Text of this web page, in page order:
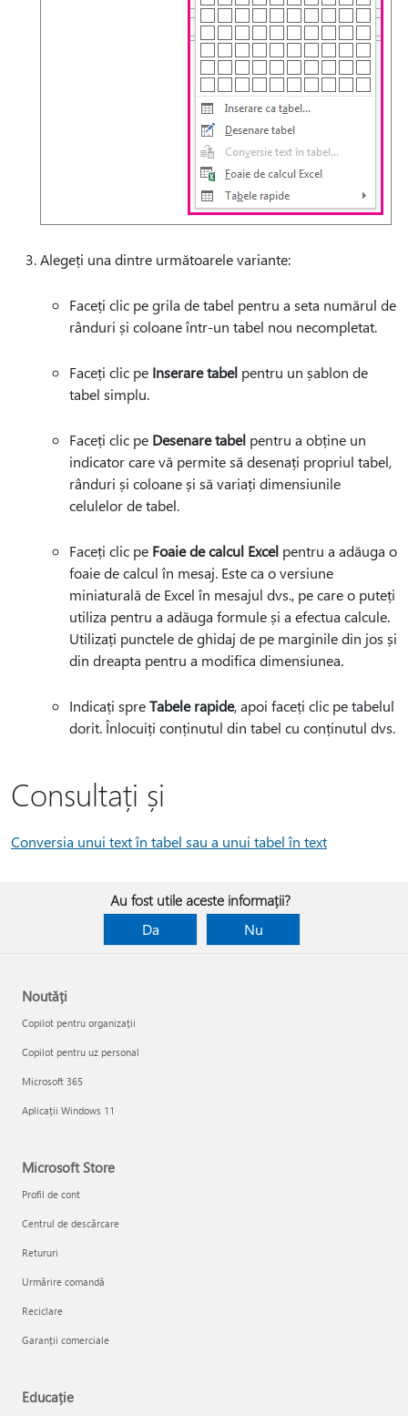
Alegeți una dintre următoarele variante:
Faceți clic pe grila de tabel pentru a seta numărul de
rânduri și coloane într-un tabel nou necompletat.
Faceți clic pe Inserare tabel pentru un șablon de
tabel simplu.
Faceți clic pe Desenare tabel pentru a obține un
indicator care vă permite să desenați propriul tabel,
rânduri și coloane și să variați dimensiunile
celulelor de tabel.
Faceți clic pe Foaie de calcul Excel pentru a adăuga o
foaie de calcul în mesaj. Este ca o versiune
miniaturală de Excel în mesajul dvs., pe care o puteți
utiliza pentru a adăuga formule și a efectua calcule.
Utilizați punctele de ghidaj de pe marginile din jos și
din dreapta pentru a modifica dimensiunea.
Indicați spreTabele rapide, apoi faceți clic pe tabelul
dorit. Înlocuiți conținutul din tabel cu conținutul dvs.
Consultați și
Conversia unui text în tabel sau a unui tabel în text
Au fost utile aceste informații?
Da
Nu
Noutăți
Copilot pentru organizații
Copilot pentru uz personal
Microsoft 365
Aplicații Windows 11
Microsoft Store
Profil de cont
Centrul de descărcare
Retururi
Urmărire comandă
Reciclare
Garanții comerciale
Educație